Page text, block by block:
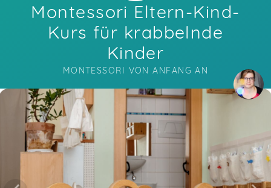
Montessori Eltern-Kind-
Kurs für krabbelnde
Kinder
MONTESSORI VON ANFANG AN
Soon you will learn more about me here...